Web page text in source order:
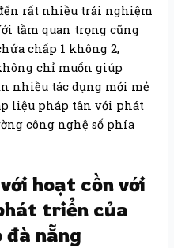
rất nhiều trải nghiệm
tầm quan trọng cũng
chấp 1 không 2,
chỉ muốn giúp
nhiều tác dụng mới mẻ
liệu pháp tân với phát
công nghệ số phía
hoạt cồn với
triển của
nẵng